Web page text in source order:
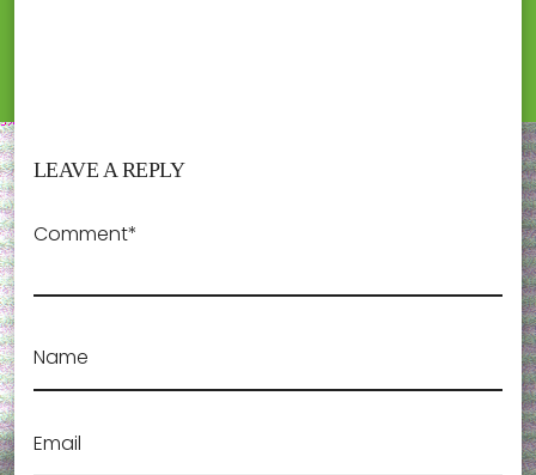
LEAVE A REPLY
Comment*
Name
Email